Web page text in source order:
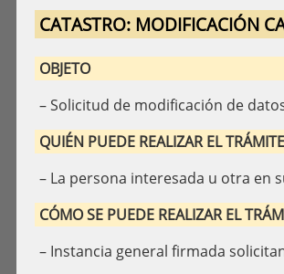
CATASTRO: MODIFICACIÓN
OBJETO
– Solicitud de modificación de
QUIÉN PUEDE REALIZAR EL TRÁMITE
– La persona interesada u otra en
CÓMO SE PUEDE REALIZAR EL
– Instancia general firmada